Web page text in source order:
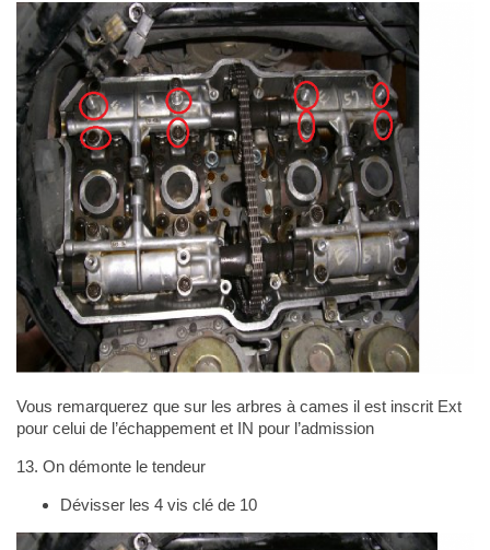
Vous remarquerez que sur les arbres à cames il est inscrit Ext
pour celui de l’échappement et IN pour l’admission
13. On démonte le tendeur
Dévisser les 4 vis clé de 10